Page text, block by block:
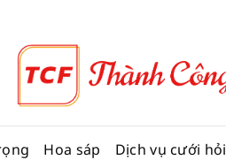
Hoa sáp Dịch vụ cưới hỏi